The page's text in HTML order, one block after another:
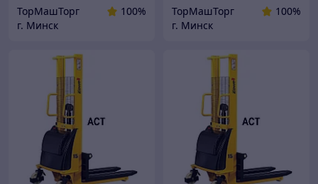
ТорМашТорг
100%
г. Минск
ТорМашТорг
100%
г. Минск